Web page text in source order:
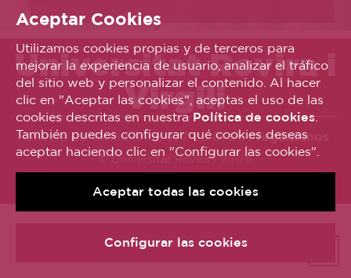
Aceptar Cookies
Utilizamos cookies propias y de terceros para
mejorar la experiencia de usuario, analizar el tráfico
del sitio web y personalizar el contenido. Al hacer
clic en "Aceptar las cookies", aceptas el uso de las
cookies descritas en nuestra Política de cookies
También puedes configurar qué cookies deseas
aceptar haciendo clic en "Configurar las cookies".
Aceptar todas las cookies
Configurar las cookies
Universitat Rovira i
Virgili
Oficina del Estudiante, 977 55 81 91.Pregúntanos
© Universitat Rovira i Virgili